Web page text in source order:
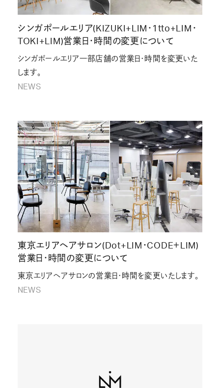
シンガポールエリア(KIZUKI+LIM・1tto+LIM・
TOKI+LIM)営業日・時間の変更について
シンガポールエリア一部店舗の営業日・時間を変更いた
します。
NEWS
東京エリアヘアサロン(Dot+LIM・CODE＋LIM)
営業日・時間の変更について
東京エリアヘアサロンの営業日・時間を変更いたします。
NEWS